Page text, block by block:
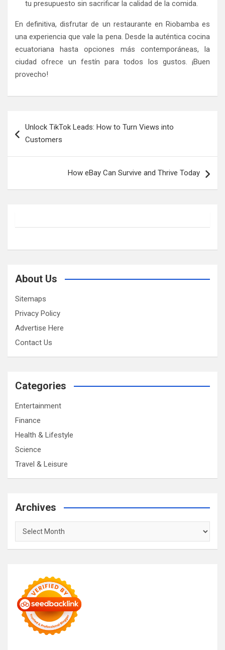
tu presupuesto sin sacrificar la calidad de la comida.
En definitiva, disfrutar de un restaurante en Riobamba es
una experiencia que vale la pena. Desde la auténtica cocina
ecuatoriana hasta opciones más contemporáneas, la
ciudad ofrece un festín para todos los gustos. ¡Buen
provecho!
navigation
Unlock TikTok Leads: How to Turn Views into
Customers
How eBay Can Survive and Thrive Today
About Us
Sitemaps
Privacy Policy
Advertise Here
Contact Us
Categories
Entertainment
Finance
Health & Lifestyle
Science
Travel & Leisure
Archives
Archives